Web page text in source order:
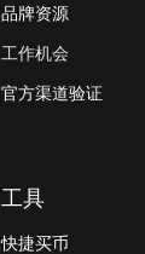
品牌资源
工作机会
官方渠道验证
工具
快捷买币